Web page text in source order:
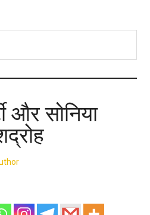
और सोनिया